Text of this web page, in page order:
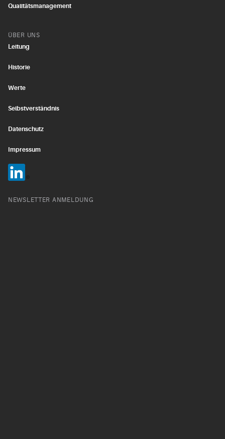
Qualitätsmanagement
ÜBER UNS
Leitung
Historie
Werte
Selbstverständnis
Datenschutz
Impressum
NEWSLETTER ANMELDUNG